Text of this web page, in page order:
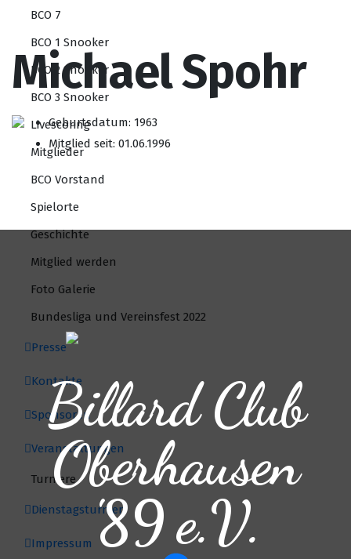
BCO 7
BCO 1 Snooker
BCO 2 Snooker
BCO 3 Snooker
Livescoring
Mitglieder
BCO Vorstand
Spielorte
Geschichte
Mitglied werden
Foto Galerie
Bundesliga und Vereinsfest 2022
Presse
Kontakte
Sponsoren
Veranstaltungen
Turniere
Dienstagsturnier
Impressum
Michael Spohr
Geburtsdatum: 1963
Mitglied seit: 01.06.1996
Billard Club
Oberhausen
'89 e.V.